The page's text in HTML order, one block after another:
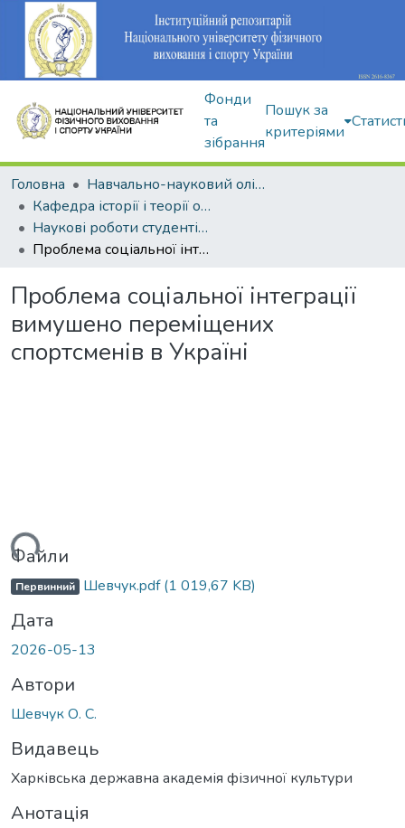
Фонди
та
зібрання
Пошук за
критеріями
Головна
Навчально-науковий олімпійський інститут
Кафедра історії і теорії олімпійського спорту
Наукові роботи студентів і аспірантів
Проблема соціальної інтеграції вимушено переміщених спортсменів в Україні
Проблема соціальної інтеграції
вимушено переміщених
спортсменів в Україні
Файли
Первинний Шевчук.pdf(1 019,67 KB)
Дата
2026-05-13
Автори
Шевчук О. С.
Видавець
Харківська державна академія фізичної культури
Анотація